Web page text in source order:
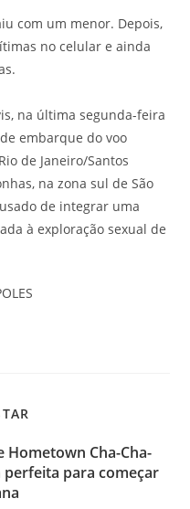
com um menor. Depois,
no celular e ainda
na última segunda-feira
embarque do voo
de Janeiro/Santos
na zona sul de São
de integrar uma
à exploração sexual de
Hometown Cha-Cha-
perfeita para começar